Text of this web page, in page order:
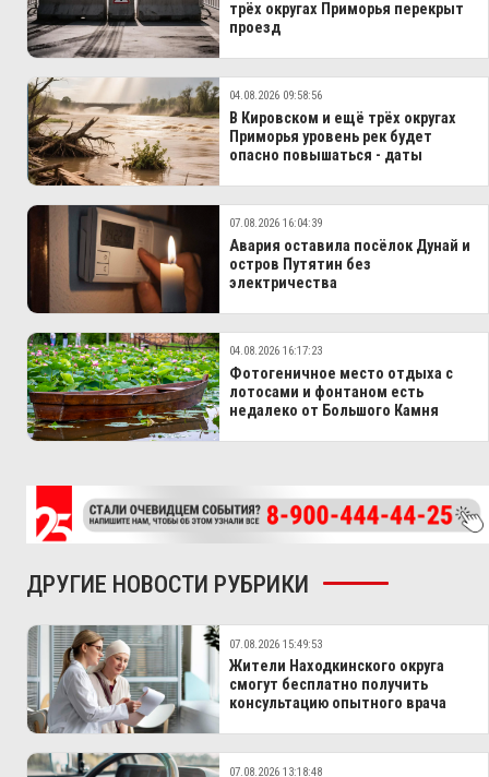
трёх округах Приморья перекрыт
проезд
04.08.2026 09:58:56
В Кировском и ещё трёх округах
Приморья уровень рек будет
опасно повышаться - даты
07.08.2026 16:04:39
Авария оставила посёлок Дунай и
остров Путятин без
электричества
04.08.2026 16:17:23
Фотогеничное место отдыха с
лотосами и фонтаном есть
недалеко от Большого Камня
ДРУГИЕ НОВОСТИ РУБРИКИ
07.08.2026 15:49:53
Жители Находкинского округа
смогут бесплатно получить
консультацию опытного врача
07.08.2026 13:18:48